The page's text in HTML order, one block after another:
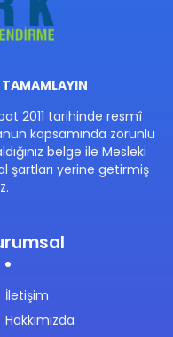
TAMAMLAYIN
2011 tarihinde resmî
kapsamında zorunlu
belge ile Mesleki
şartları yerine getirmiş
İletişim
Hakkımızda